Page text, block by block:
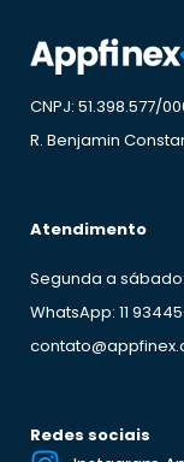
CNPJ: 51.398.577/
R. Benjamin
Atendimento
Segunda a
WhatsApp: 11
Redes sociais